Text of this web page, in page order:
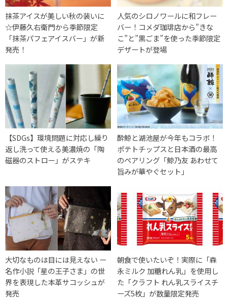
抹茶アイスが美しい秋の装いに
☆伊藤久右衛門から季節限定
「抹茶パフェアイスバー」が新
発売！
人気のシロノワールに和フレー
バー！コメダ珈琲店から”きな
こ”と”黒ごま”を使った季節限定
デザートが登場
【SDGs】環境問題に対応し繰り
返し洗って使える美濃焼の「陶
磁器のストロー」がステキ
酔鯨と湖池屋が今年もコラボ！
ポテトチップスと日本酒の最高
のペアリング「鯨乃友 あわせて
旨みが華やぐセット」
大切なものは目には見えない ー
名作小説「星の王子さま」の世
界を表現した本革サコッシュが
発売
朝食で使いたいぞ！実際に「森
永ミルク 加糖れん乳」を使用し
た「クラフト れん乳スライスチ
ーズ5枚」が数量限定発売